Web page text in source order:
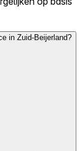
in Zuid-Beijerland?